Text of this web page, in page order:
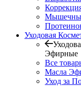
Уходовая
Эфирные
Все
Масла
Уход за